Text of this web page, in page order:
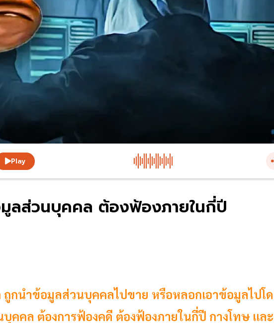
Play
ลส่วนบุคคล ต้องฟ้องภายในกี่ปี
กนำข้อมูลส่วนบุคคลไปขาย หรือหลอกเอาข้อมูลไปโ
คคล ต้องการฟ้องคดี ต้องฟ้องภายในกี่ปี กางโทษ และ